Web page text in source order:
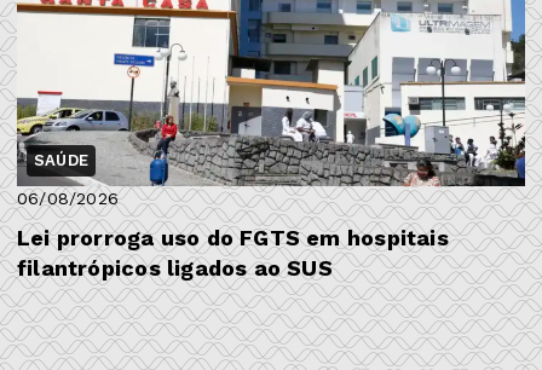
SAÚDE
06/08/2026
Lei prorroga uso do FGTS em hospitais
filantrópicos ligados ao SUS